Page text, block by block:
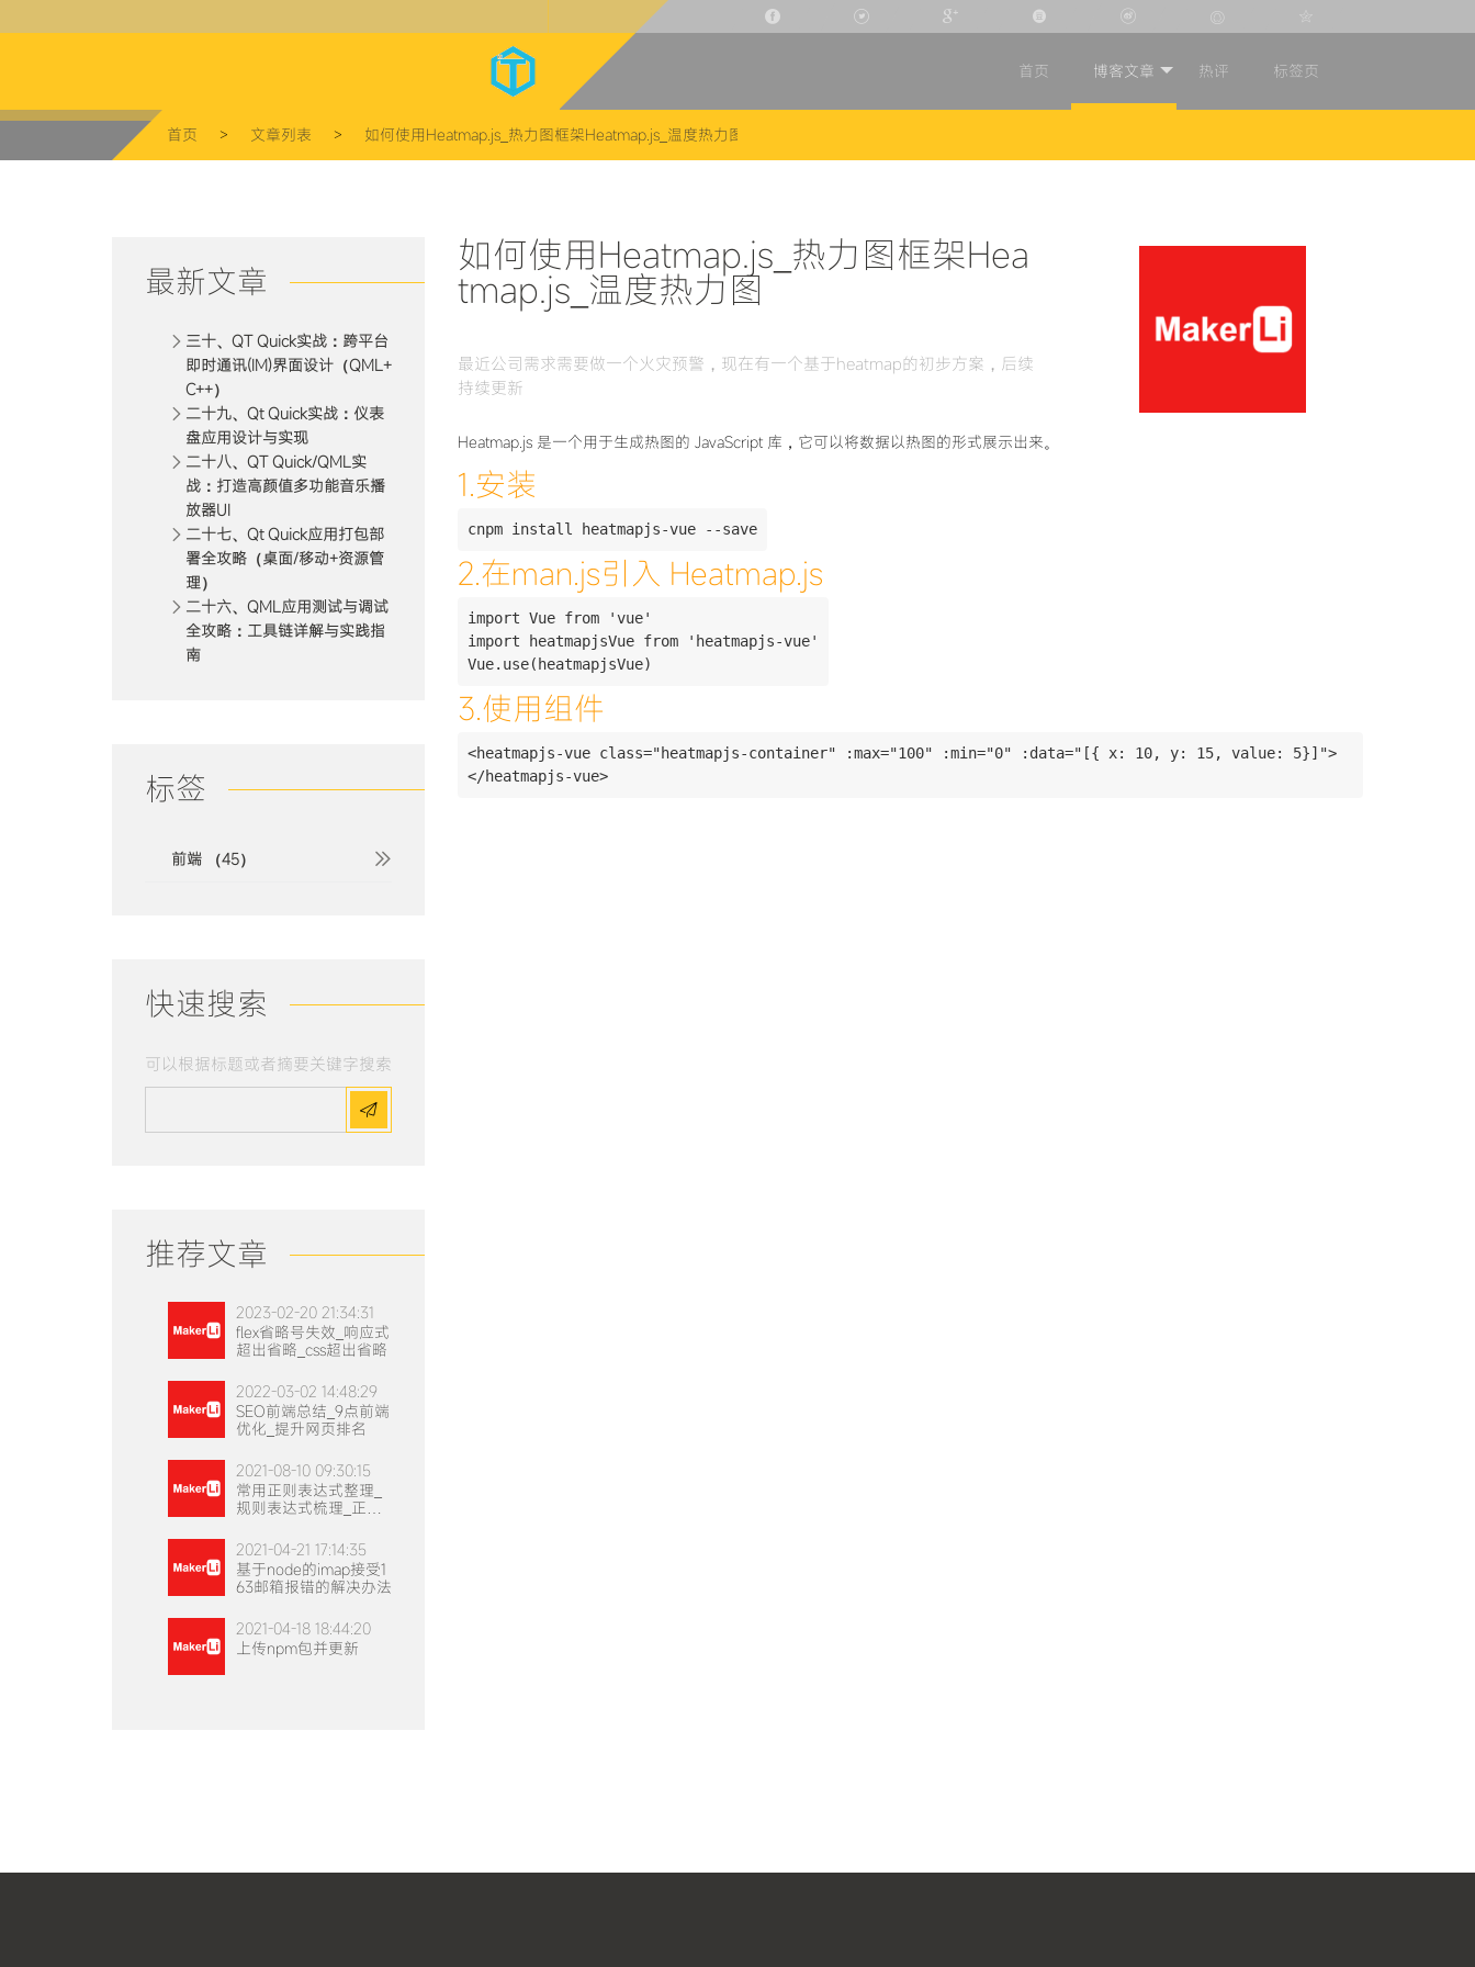
makerli
首页
博客文章 热评 标签页
首页 > 文章列表 > 如何使用Heatmap.js_热力图框架Heatmap.js_温度热力图
最新文章
三十、QT Quick实战：跨平台
即时通讯(IM)界面设计（QML+
C++）
二十九、Qt Quick实战：仪表
盘应用设计与实现
二十八、QT Quick/QML实
战：打造高颜值多功能音乐播
放器UI
二十七、Qt Quick应用打包部
署全攻略（桌面/移动+资源管
理）
二十六、QML应用测试与调试
全攻略：工具链详解与实践指
南
标签
前端 （45）
快速搜索
可以根据标题或者摘要关键字搜索
推荐文章
2023-02-20 21:34:31
flex省略号失效_响应式
超出省略_css超出省略
2022-03-02 14:48:29
SEO前端总结_9点前端
优化_提升网页排名
2021-08-10 09:30:15
常用正则表达式整理_
规则表达式梳理_正则
2021-04-21 17:14:35
基于node的imap接受1
63邮箱报错的解决办法
2021-04-18 18:44:20
上传npm包并更新
如何使用Heatmap.js_热力图框架Hea
tmap.js_温度热力图
最近公司需求需要做一个火灾预警，现在有一个基于heatmap的初步方案，后续
持续更新
Heatmap.js 是一个用于生成热图的 JavaScript 库，它可以将数据以热图的形式展示出来。
1.安装
2.在man.js引入 Heatmap.js
import Vue from 'vue'
import heatmapjsVue from 'heatmapjs-vue'
3.使用组件
<heatmapjs-vue class="heatmapjs-container" :max="100" :min="0" :data="[{ x: 10, y: 15, value: 5}]">